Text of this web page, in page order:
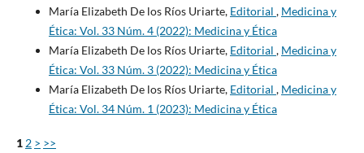
María Elizabeth De los Ríos Uriarte, Editorial , Medicina y
Ética: Vol. 33 Núm. 4 (2022): Medicina y Ética
María Elizabeth De los Ríos Uriarte, Editorial , Medicina y
Ética: Vol. 33 Núm. 3 (2022): Medicina y Ética
María Elizabeth De los Ríos Uriarte, Editorial , Medicina y
Ética: Vol. 34 Núm. 1 (2023): Medicina y Ética
1 2 > >>